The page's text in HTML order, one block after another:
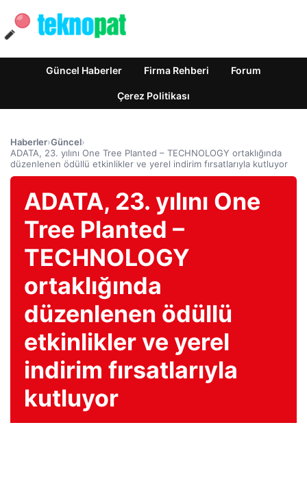
Güncel Haberler Firma Rehberi Forum
Çerez Politikası
Haberler›Güncel›
ADATA, 23. yılını One Tree Planted – TECHNOLOGY ortaklığında
düzenlenen ödüllü etkinlikler ve yerel indirim fırsatlarıyla kutluyor
ADATA, 23. yılını One
Tree Planted –
TECHNOLOGY
ortaklığında
düzenlenen ödüllü
etkinlikler ve yerel
indirim fırsatlarıyla
kutluyor